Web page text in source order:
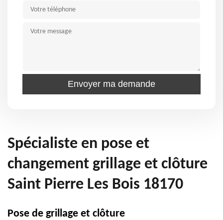
Spécialiste en pose et
changement grillage et clôture
Saint Pierre Les Bois 18170
Pose de grillage et clôture